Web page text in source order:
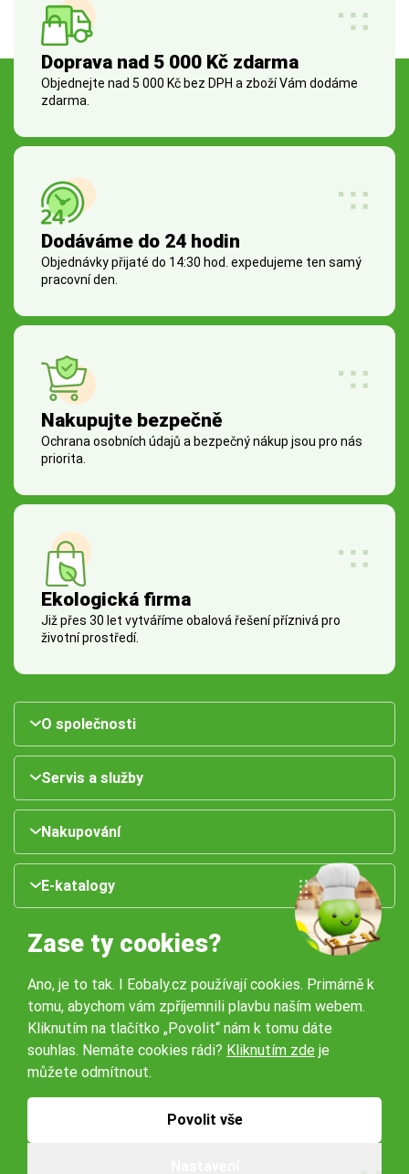
Doprava nad 5 000 Kč zdarma
Objednejte nad 5 000 Kč bez DPH a zboží Vám dodáme
zdarma.
Dodáváme do 24 hodin
Objednávky přijaté do 14:30 hod. expedujeme ten samý
pracovní den.
Nakupujte bezpečně
Ochrana osobních údajů a bezpečný nákup jsou pro nás
priorita.
Ekologická firma
Již přes 30 let vytváříme obalová řešení příznivá pro
životní prostředí.
O společnosti
Servis a služby
Nakupování
E-katalogy
Naše pobočky:
Obchodní podmínky
Zase ty cookies?
Ano, je to tak. I Eobaly.cz používají cookies. Primárně k
tomu, abychom vám zpříjemnili plavbu naším webem.
Kliknutím na tlačítko „Povolit“ nám k tomu dáte
souhlas. Nemáte cookies rádi? Kliknutím zde je
můžete odmítnout.
Povolit vše